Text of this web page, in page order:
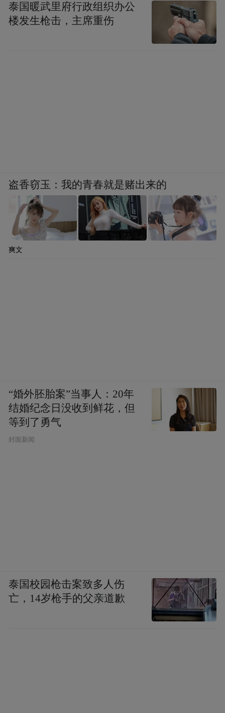
草书 文天祥《木鸡集序》30cm×58cm
“特别声明：以上作品内容(包括在内的视频、图片或音
频)为凤凰网旗下自媒体平台“大风号”用户上传并发
布，本平台仅提供信息存储空间服务。
Notice: The content above (including the videos,
pictures and audios if any) is uploaded and posted
by the user of Dafeng Hao, which is a social media
platform and merely provides information storage
泰国暖武里府行政组织办公
楼发生枪击，主席重伤
盗香窃玉：我的青春就是赌出来的
爽文
“婚外胚胎案”当事人：20年
结婚纪念日没收到鲜花，但
等到了勇气
封面新闻
泰国校园枪击案致多人伤
亡，14岁枪手的父亲道歉